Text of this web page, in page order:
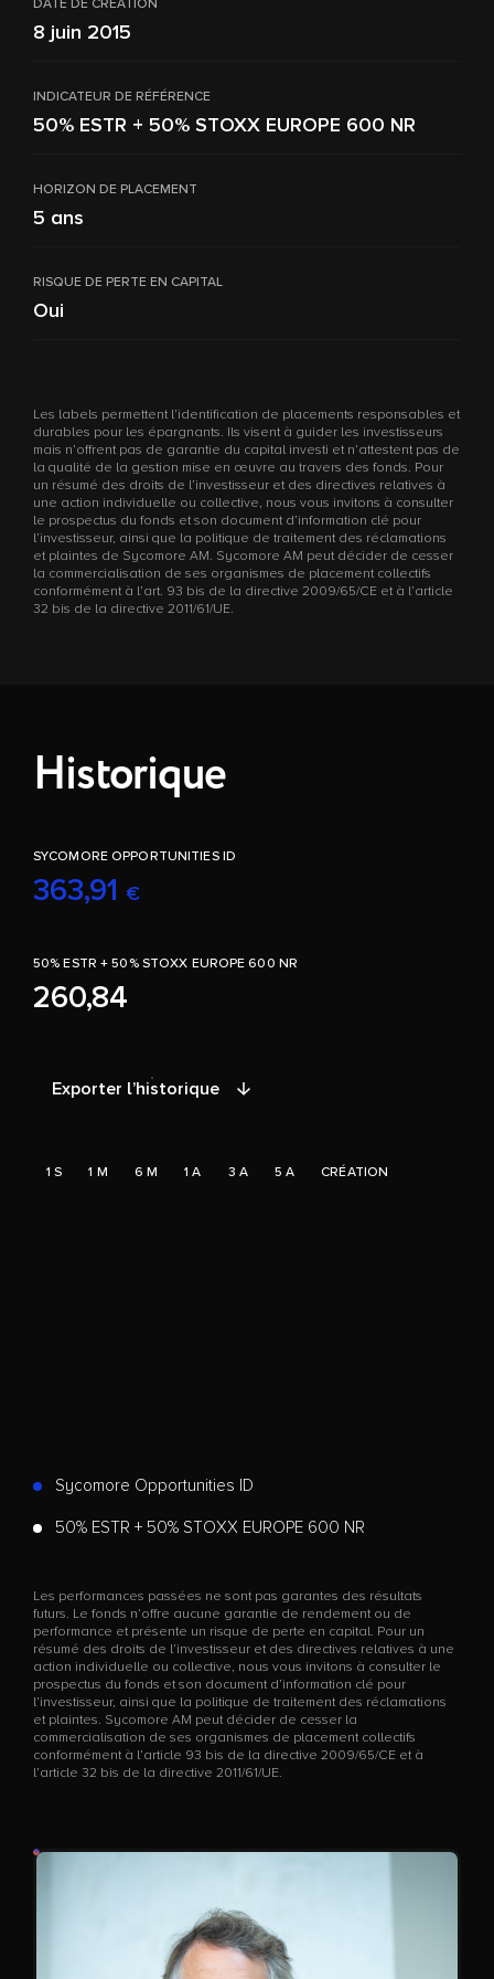
DATE DE CRÉATION
8 juin 2015
INDICATEUR DE RÉFÉRENCE
50% ESTR + 50% STOXX EUROPE 600 NR
HORIZON DE PLACEMENT
5 ans
RISQUE DE PERTE EN CAPITAL
Oui
Les labels permettent l’identification de placements responsables et
durables pour les épargnants. Ils visent à guider les investisseurs
mais n’offrent pas de garantie du capital investi et n’attestent pas de
la qualité de la gestion mise en œuvre au travers des fonds. Pour
un résumé des droits de l’investisseur et des directives relatives à
une action individuelle ou collective, nous vous invitons à consulter
le prospectus du fonds et son document d’information clé pour
l’investisseur, ainsi que la politique de traitement des réclamations
et plaintes de Sycomore AM. Sycomore AM peut décider de cesser
la commercialisation de ses organismes de placement collectifs
conformément à l’art. 93 bis de la directive 2009/65/CE et à l’article
32 bis de la directive 2011/61/UE.
Historique
SYCOMORE OPPORTUNITIES ID
363,91 €
50% ESTR + 50% STOXX EUROPE 600 NR
260,84
Exporter l’historique
1 S 1 M 6 M 1 A 3 A 5 A CRÉATION
Sycomore Opportunities ID
50% ESTR + 50% STOXX EUROPE 600 NR
Les performances passées ne sont pas garantes des résultats
futurs. Le fonds n’offre aucune garantie de rendement ou de
performance et présente un risque de perte en capital. Pour un
résumé des droits de l’investisseur et des directives relatives à une
action individuelle ou collective, nous vous invitons à consulter le
prospectus du fonds et son document d’information clé pour
l’investisseur, ainsi que la politique de traitement des réclamations
et plaintes. Sycomore AM peut décider de cesser la
commercialisation de ses organismes de placement collectifs
conformément à l’article 93 bis de la directive 2009/65/CE et à
l’article 32 bis de la directive 2011/61/UE.